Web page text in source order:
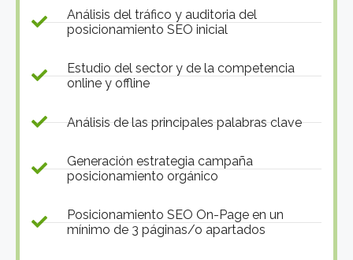
Análisis del tráfico y auditoria del
posicionamiento SEO inicial
Estudio del sector y de la competencia
online y offline
Análisis de las principales palabras clave
Generación estrategia campaña
posicionamiento orgánico
Posicionamiento SEO On-Page en un
mínimo de 3 páginas/o apartados